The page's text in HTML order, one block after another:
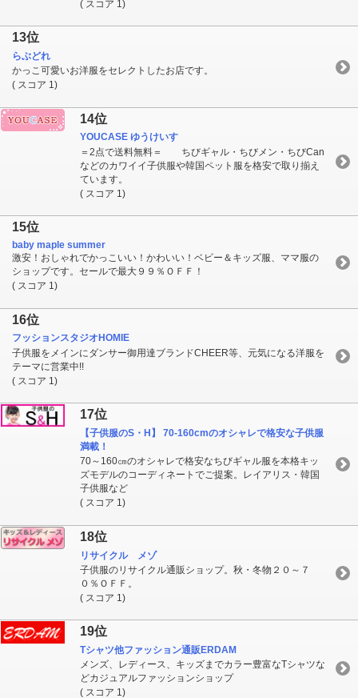
( スコア 1)
13位
らぶどれ
かっこ可愛いお洋服をセレクトしたお店です。
( スコア 1)
14位
YOUCASE ゆうけいす
＝2点で送料無料＝ ちびギャル・ちびメン・ちびCan
などのカワイイ子供服や韓国ペット服を格安で取り揃え
ています。
( スコア 1)
15位
baby maple summer
激安！おしゃれでかっこいい！かわいい！ベビー＆キッズ服、ママ服の
ショップです。セールで最大９９％ＯＦＦ！
( スコア 1)
16位
フッションスタジオHOMIE
子供服をメインにダンサー御用達ブランドCHEER等、元気になる洋服を
テーマに営業中!!
( スコア 1)
17位
【子供服のS・H】 70-160cmのオシャレで格安な子供服
満載！
70～160㎝のオシャレで格安なちびギャル服を本格キッ
ズモデルのコーディネートでご提案。レイアリス・韓国
子供服など
( スコア 1)
18位
リサイクル メゾ
子供服のリサイクル通販ショップ。秋・冬物２０～７
０％ＯＦＦ。
( スコア 1)
19位
Tシャツ他ファッション通販ERDAM
メンズ、レディース、キッズまでカラー豊富なTシャツな
どカジュアルファッションショップ
( スコア 1)